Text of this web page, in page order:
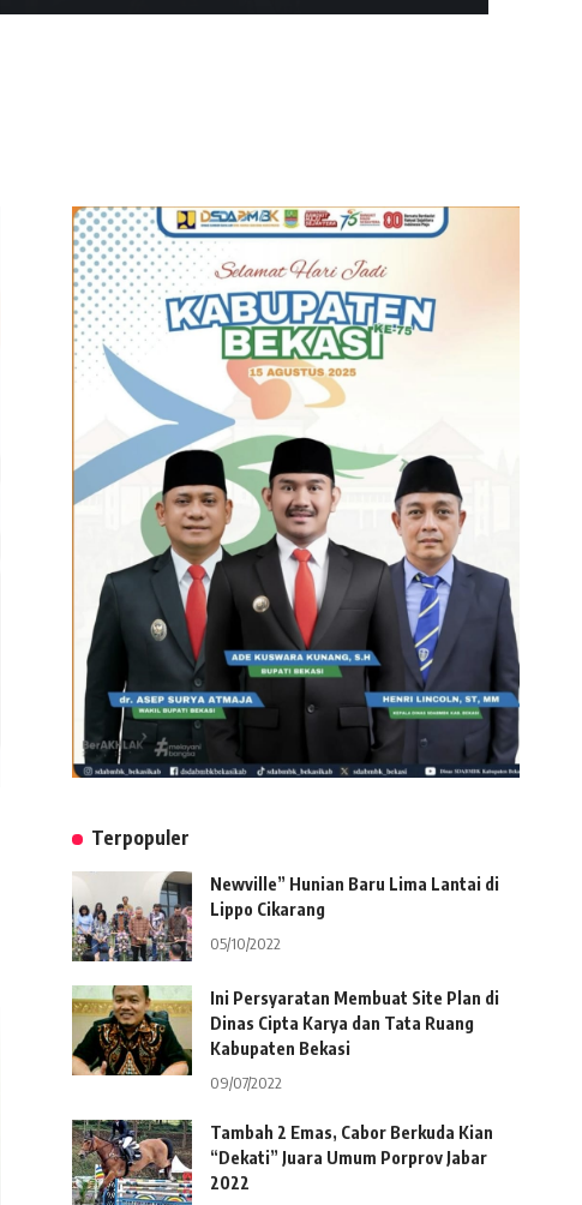
Terpopuler
Newville” Hunian Baru Lima Lantai di
Lippo Cikarang
05/10/2022
Ini Persyaratan Membuat Site Plan di
Dinas Cipta Karya dan Tata Ruang
Kabupaten Bekasi
09/07/2022
Tambah 2 Emas, Cabor Berkuda Kian
“Dekati” Juara Umum Porprov Jabar
2022